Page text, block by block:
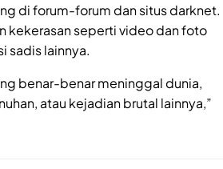
di forum-forum dan situs darknet.
kekerasan seperti video dan foto
sadis lainnya.
benar-benar meninggal dunia,
atau kejadian brutal lainnya,”